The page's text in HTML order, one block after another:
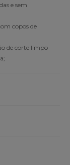
e sem
copos de
de corte limpo